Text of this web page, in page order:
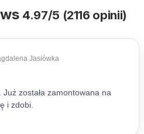
4.97/5 (2116 opinii)